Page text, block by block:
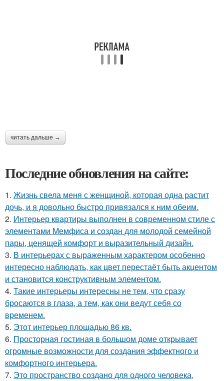
читать дальше →
Последние обновления на сайте:
1. Жизнь свела меня с женщиной, которая одна растит
дочь, и я довольно быстро привязался к ним обеим.
2. Интерьер квартиры выполнен в современном стиле с
элементами Мемфиса и создан для молодой семейной
пары, ценящей комфорт и выразительный дизайн.
3. В интерьерах с выраженным характером особенно
интересно наблюдать, как цвет перестаёт быть акцентом
и становится конструктивным элементом.
4. Такие интерьеры интересны не тем, что сразу
бросаются в глаза, а тем, как они ведут себя со
временем.
5. Этот интерьер площадью 86 кв.
6. Просторная гостиная в большом доме открывает
огромные возможности для создания эффектного и
комфортного интерьера.
7. Это пространство создано для одного человека,